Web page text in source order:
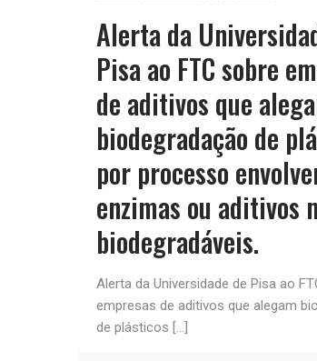
Alerta da
Pisa ao FTC sobre
de aditivos que
biodegradação de
por processo
enzimas ou aditivos
biodegradáveis.
Alerta da Universidade de Pisa ao
empresas de aditivos que alegam
de plásticos […]